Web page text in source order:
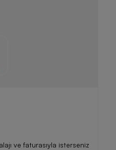
ve faturasıyla isterseniz